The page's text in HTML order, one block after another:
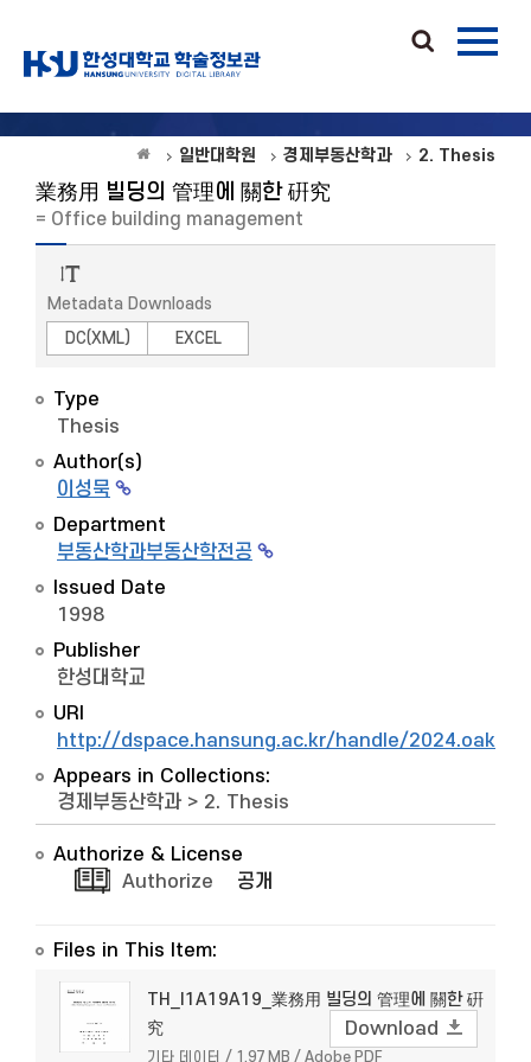
일반대학원 경제부동산학과 2. Thesis
業務用 빌딩의 管理에 關한 硏究
= Office building management
Metadata Downloads
DC(XML)
EXCEL
Type
Thesis
Author(s)
이성묵
Department
부동산학과부동산학전공
Issued Date
1998
Publisher
한성대학교
URI
http://dspace.hansung.ac.kr/handle/2024.oak/
Appears in Collections:
경제부동산학과 > 2. Thesis
Authorize & License
Authorize
공개
Files in This Item:
TH_I1A19A19_業務用 빌딩의 管理에 關한 硏
究
기타 데이터 / 1.97 MB / Adobe PDF
Download